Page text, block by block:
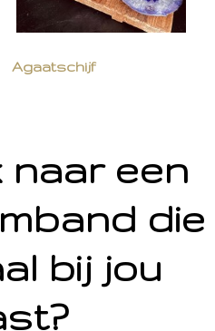
Agaatschijf
naar een
die
bij jou